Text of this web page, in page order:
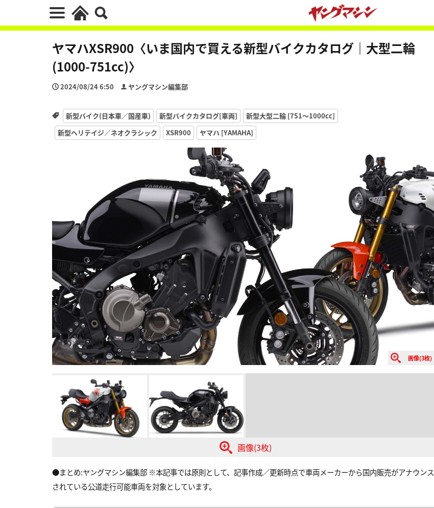
ヤマハXSR900〈いま国内で買える新型バイクカタログ｜大型二輪
(1000-751cc)〉
2024/08/24 6:50 ヤングマシン編集部
新型バイク(日本車／国産車) 新型バイクカタログ[車両]
新型大型二輪 [751〜1000cc]
新型ヘリテイジ／ネオクラシック
XSR900 ヤマハ [YAMAHA]
画像(3枚)
画像(3枚)
●まとめ:ヤングマシン編集部 ※本記事では原則として、記事作成／更新時点で車両メーカーから国内販売がアナウンス
されている公道走行可能車両を対象としています。